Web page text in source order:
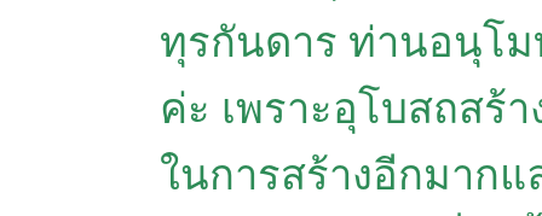
ทุรกันดาร ท่านอนุโ
ค่ะ เพราะอุโบสถสร้
ในการสร้างอีกมาก